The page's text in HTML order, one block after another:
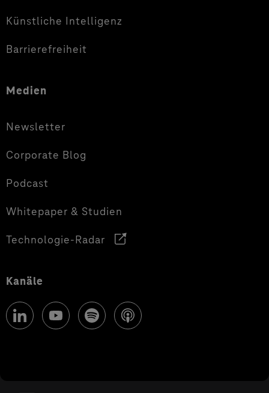
Künstliche Intelligenz
Barrierefreiheit
Medien
Newsletter
Corporate Blog
Podcast
Whitepaper & Studien
Technologie-Radar
Kanäle